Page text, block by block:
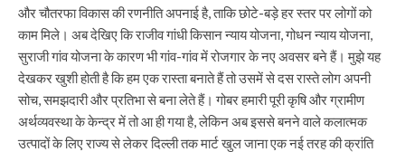
और चौतरफा विकास की रणनीति अपनाई है, ताकि छोटे-बड़े हर स्तर पर लोगों को
काम मिले। अब देखिए कि राजीव गांधी किसान न्याय योजना, गोधन न्याय योजना,
सुराजी गांव योजना के कारण भी गांव-गांव में रोजगार के नए अवसर बने हैं। मुझे यह
देखकर खुशी होती है कि हम एक रास्ता बनाते हैं तो उसमें से दस रास्ते लोग अपनी
सोच, समझदारी और प्रतिभा से बना लेते हैं। गोबर हमारी पूरी कृषि और ग्रामीण
अर्थव्यवस्था के केन्द्र में तो आ ही गया है, लेकिन अब इससे बनने वाले कलात्मक
उत्पादों के लिए राज्य से लेकर दिल्ली तक मार्ट खुल जाना एक नई तरह की क्रांति